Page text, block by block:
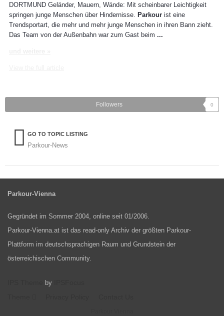
DORTMUND Geländer, Mauern, Wände: Mit scheinbarer Leichtigkeit
springen junge Menschen über Hindernisse. Parkour ist eine
Trendsportart, die mehr und mehr junge Menschen in ihren Bann zieht.
Das Team von der Außenbahn war zum Gast beim ...
Followers 0
GO TO TOPIC LISTING
Parkour-News
Parkour-Vienna
Gegründet im Sommer 2004, online seit 01/2006.
Parkour-Vienna.at ist das read-only Archiv der größten Parkour-
Plattform im deutschsprachigen Raum und Grundstein der
österreichischen Community.
by